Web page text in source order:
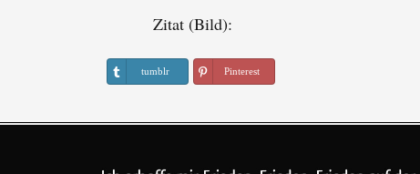
Zitat (Bild):
tumblr Pinterest